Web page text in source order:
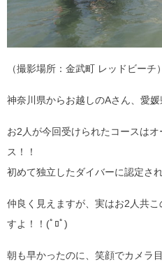
（撮影場所：金武町 レッドビーチ）
神奈川県からお越しのAさん、愛
お2人が今回受けられたコースは
ス！！
初めて独立したダイバーに認定さ
仲良く見えますが、実はお2人共
すよ！！(ﾟﾛﾟ)
朝も早かったのに、笑顔でカメラ